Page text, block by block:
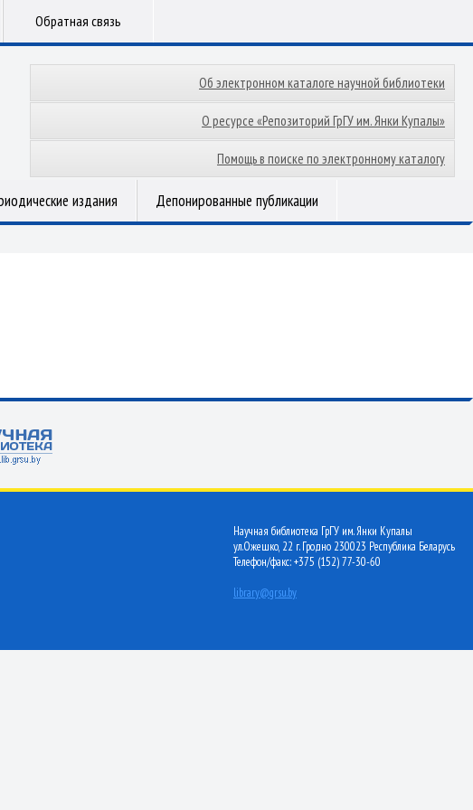
Обратная связь
Об электронном каталоге научной библиотеки
О ресурсе «Репозиторий ГрГУ им. Янки Купалы»
Помощь в поиске по электронному каталогу
издания Депонированные публикации
Научная библиотека ГрГУ им. Янки Купалы
ул.Ожешко, 22 г. Гродно 230023 Республика Беларусь
Телефон/факс: +375 (152) 77-30-60
library@grsu.by